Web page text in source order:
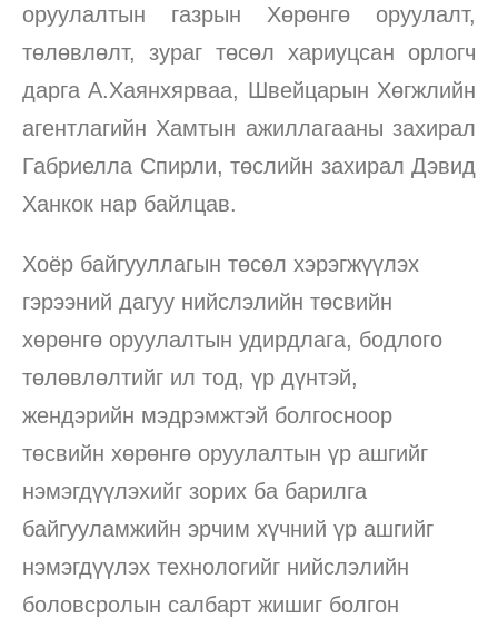
оруулалтын газрын Хөрөнгө оруулалт,
төлөвлөлт, зураг төсөл хариуцсан орлогч
дарга А.Хаянхярваа, Швейцарын Хөгжлийн
агентлагийн Хамтын ажиллагааны захирал
Габриелла Спирли, төслийн захирал Дэвид
Ханкок нар байлцав.
Хоёр байгууллагын төсөл хэрэгжүүлэх
гэрээний дагуу нийслэлийн төсвийн
хөрөнгө оруулалтын удирдлага, бодлого
төлөвлөлтийг ил тод, үр дүнтэй,
жендэрийн мэдрэмжтэй болгосноор
төсвийн хөрөнгө оруулалтын үр ашгийг
нэмэгдүүлэхийг зорих ба барилга
байгууламжийн эрчим хүчний үр ашгийг
нэмэгдүүлэх технологийг нийслэлийн
боловсролын салбарт жишиг болгон